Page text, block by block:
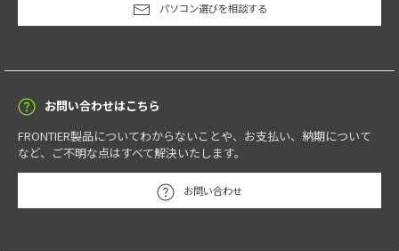
パソコン選びを相談する
お問い合わせはこちら
FRONTIER製品についてわからないことや、お支払い、納期について
など、ご不明な点はすべて解決いたします。
お問い合わせ